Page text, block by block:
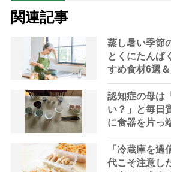
関連記事
蒸し暑い季節
とくにたんぱ
すめ食材6選
レシピ3選【
認知症の母は
い？」と毎日
に食器を片っ
困った息子の
現在の台所の
「冷蔵庫を過
代こそ注意し